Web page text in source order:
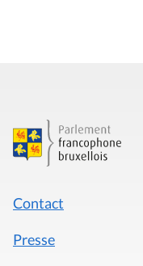
Contact
Presse